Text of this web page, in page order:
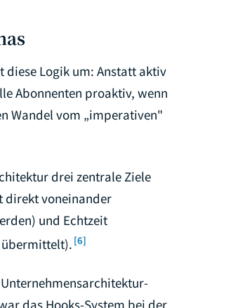
diese Logik um: Anstatt aktiv
Abonnenten proaktiv, wenn
Wandel vom „imperativen"
drei zentrale Ziele
direkt voneinander
und Echtzeit
übermittelt). [6]
das Hooks-System bei der